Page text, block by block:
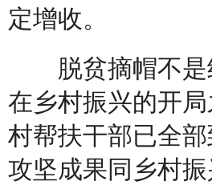
定增收。
脱贫摘帽不是
在乡村振兴的开
村帮扶干部已全
攻坚成果同乡村